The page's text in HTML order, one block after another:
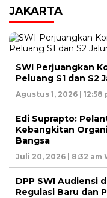
JAKARTA
SWI Perjuangkan
Peluang S1 dan S2
Agustus 1, 2026 | 12:58
Edi Suprapto:
Kebangkitan
Bangsa
Juli 20, 2026 | 8:32 am
DPP SWI Audiensi
Regulasi Baru dan